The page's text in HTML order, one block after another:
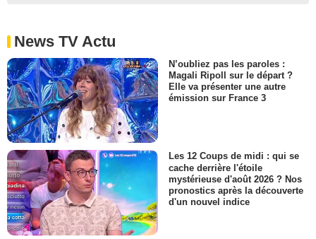
News TV Actu
N’oubliez pas les paroles :
Magali Ripoll sur le départ ?
Elle va présenter une autre
émission sur France 3
Les 12 Coups de midi : qui se
cache derrière l'étoile
mystérieuse d'août 2026 ? Nos
pronostics après la découverte
d'un nouvel indice